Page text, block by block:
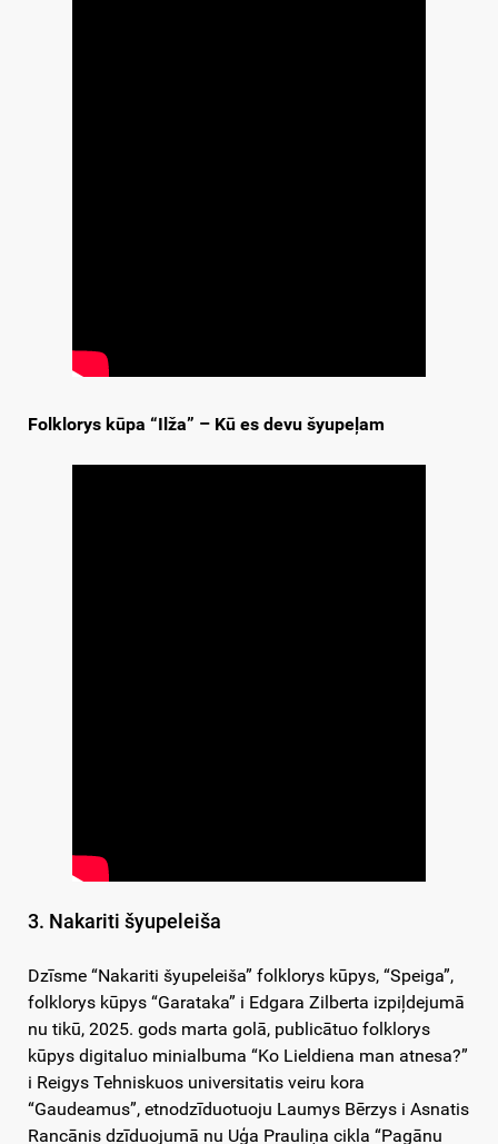
Folklorys kūpa “Ilža” – Kū es devu šyupeļam
3. Nakariti šyupeleiša
Dzīsme “Nakariti šyupeleiša” folklorys kūpys, “Speiga”,
folklorys kūpys “Garataka” i Edgara Zilberta izpiļdejumā
nu tikū, 2025. gods marta golā, publicātuo folklorys
kūpys digitaluo minialbuma “Ko Lieldiena man atnesa?”
i Reigys Tehniskuos universitatis veiru kora
“Gaudeamus”, etnodzīduotuoju Laumys Bērzys i Asnatis
Rancānis dzīduojumā nu Uģa Prauliņa cikla “Pagānu